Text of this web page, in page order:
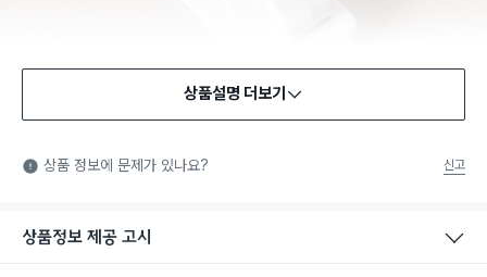
상품설명 더보기
상품 정보에 문제가 있나요? 신고
상품정보 제공 고시